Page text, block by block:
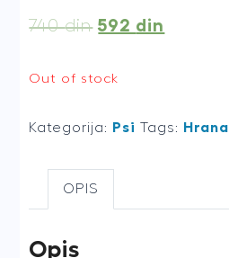
740din 592 din
Out of stock
Kategorija: Psi Tags: Hrana
OPIS
Opis